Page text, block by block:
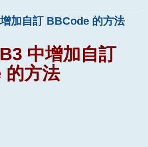
加自訂 BBCode 的方法
中增加自訂
的方法